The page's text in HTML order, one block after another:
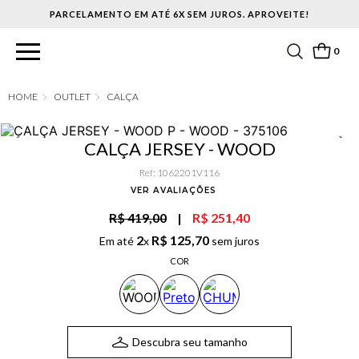
PARCELAMENTO EM ATÉ 6X SEM JUROS. APROVEITE!
0
OUTLET CALÇA
CALÇA JERSEY - WOOD
Ref: 1062201V116
VER AVALIAÇÕES
R$ 419,00 | R$ 251,40
Em até 2x R$ 125,70 sem juros
COR
Descubra seu tamanho